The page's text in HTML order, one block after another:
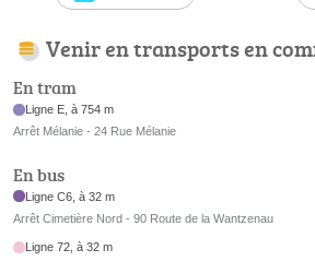
Venir en transports en
En tram
Ligne E, à 754 m
Arrêt Mélanie - 24 Rue Mélanie
En bus
Ligne C6, à 32 m
Arrêt Cimetière Nord - 90 Route de la Wantzenau
Ligne 72, à 32 m